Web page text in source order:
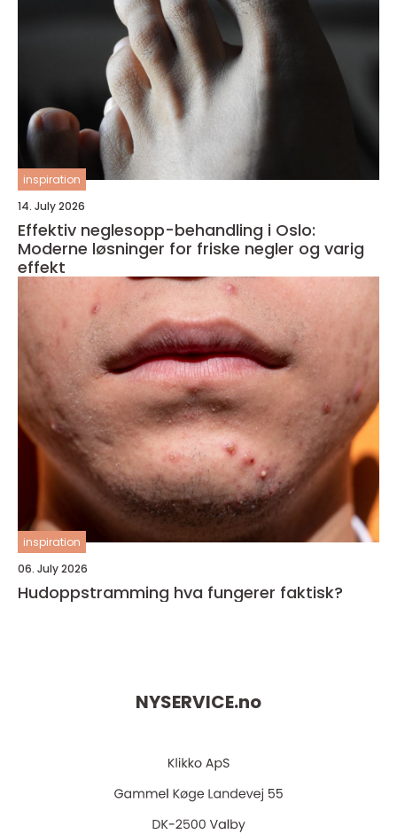
inspiration
14. July 2026
Effektiv neglesopp-behandling i Oslo:
Moderne løsninger for friske negler og varig
effekt
inspiration
06. July 2026
Hudoppstramming hva fungerer faktisk?
NYSERVICE.no